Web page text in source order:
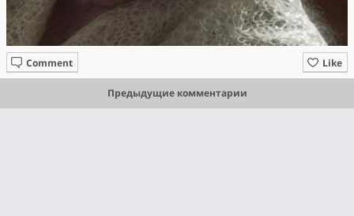
Like
Comment
Предыдущие комментарии